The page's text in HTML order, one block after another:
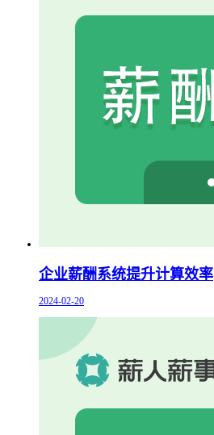
企业薪酬系统提升计算效率
2024-02-20